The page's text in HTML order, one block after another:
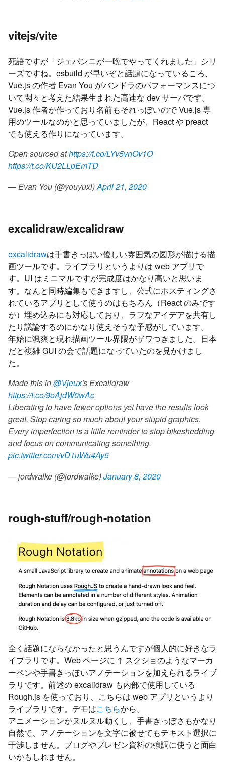
vitejs/vite
死語ですが「ジェバンニが一晩でやってくれました」シリ
ーズですね。esbuild が早いぞと話題になっているころ、
Vue.js の作者 Evan You がバンドラのパフォーマンスにつ
いて悶々と考えた結果生まれた高速な dev サーバです。
Vue.js 作者が作っており名前もそれっぽいので Vue.js 専
用のツールなのかと思っていましたが、React や preact
でも使える作りになっています。
Open sourced athttps://t.co/LYv5vnOv1O
https://t.co/KU2LLpEmTD
— Evan You (@youyuxi)April 21, 2020
excalidraw/excalidraw
excalidrawは手書きっぽい優しい雰囲気の図形が描ける描
画ツールです。ライブラリというよりは web アプリで
す。UI はミニマルですが完成度はかなり高いと思いま
す。なんと同時編集もできますし、公式にホスティングさ
れているアプリとして使うのはもちろん（React のみです
が）埋め込みにも対応しており、ラフなアイデアを共有し
たり議論するのにかなり使えそうな予感がしています。
年始に颯爽と現れ描画ツール界隈がザワつきました。日本
だと複雑 GUI の会で話題になっていたのを見かけまし
た。
Made this in@Vjeux's Excalidraw
https://t.co/9oAjdW0wAc
Liberating to have fewer options yet have the results look
great. Stop caring so much about your stupid graphics.
Every imperfection is a little reminder to stop bikeshedding
and focus on communicating something.
pic.twitter.com/vD1uWu4Ay5
— jordwalke (@jordwalke)January 8, 2020
rough-stuff/rough-notation
全く話題にならなかったと思うんですが個人的に好きなラ
イブラリです。Web ページに ↑ スクショのようなマーカ
ーペンや手書きっぽいアノテーションを加えられるライブ
ラリです。前述の excalidraw も内部で使用している
Rough.js を使っており、こちらは web アプリというより
ライブラリです。デモはこちらから。
アニメーションがヌルヌル動くし、手書きっぽさもかなり
自然で、アノテーションを文字に被せてもテキスト選択に
干渉しません。ブログやプレゼン資料の強調に使うと面白
いかもしれません。